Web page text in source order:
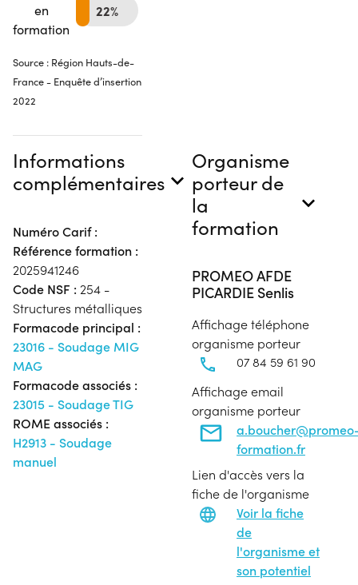
en
formation
22%
Source : Région Hauts-de-
France - Enquête d’insertion
2022
Informations
complémentaires
Numéro Carif :
Référence formation :
2025941246
Code NSF : 254 -
Structures métalliques
Formacode principal :
23016 - Soudage MIG
MAG
Formacode associés :
23015 - Soudage TIG
ROME associés :
H2913 - Soudage
manuel
Organisme
porteur de
la
formation
PROMEO AFDE
PICARDIE Senlis
Affichage téléphone
organisme porteur
07 84 59 61 90
Affichage email
organisme porteur
formation.fr
Lien d'accès vers la
fiche de l'organisme
Voir la fiche
de
l'organisme et
son potentiel